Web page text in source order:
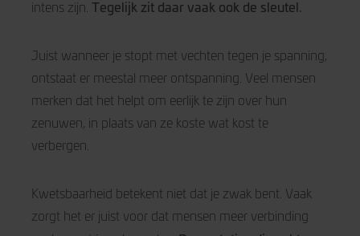
intens zijn. Tegelijk zit daar vaak ook de sleutel.
Juist wanneer je stopt met vechten tegen je spanning,
ontstaat er meestal meer ontspanning. Veel mensen
merken dat het helpt om eerlijk te zijn over hun
zenuwen, in plaats van ze koste wat kost te
verbergen.
Kwetsbaarheid betekent niet dat je zwak bent. Vaak
zorgt het er juist voor dat mensen meer verbinding